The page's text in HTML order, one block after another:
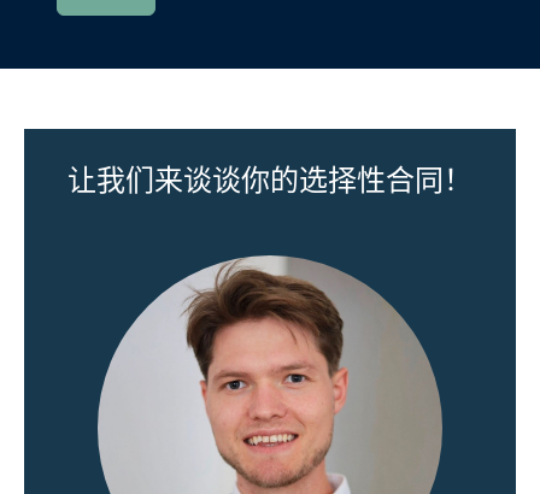
让我们来谈谈你的选择性合同！